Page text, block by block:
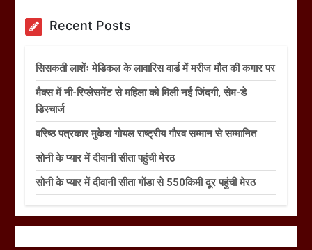
Recent Posts
सिसकती लाशेंः मेडिकल के लावारिस वार्ड में मरीज मौत की कगार पर
मैक्स में नी-रिप्लेसमेंट से महिला को मिली नई जिंदगी, सेम-डे
डिस्चार्ज
वरिष्ठ पत्रकार मुकेश गोयल राष्ट्रीय गौरव सम्मान से सम्मानित
सोनी के प्यार में दीवानी सीता पहुंची मेरठ
सोनी के प्यार में दीवानी सीता गोंडा से 550किमी दूर पहुंची मेरठ